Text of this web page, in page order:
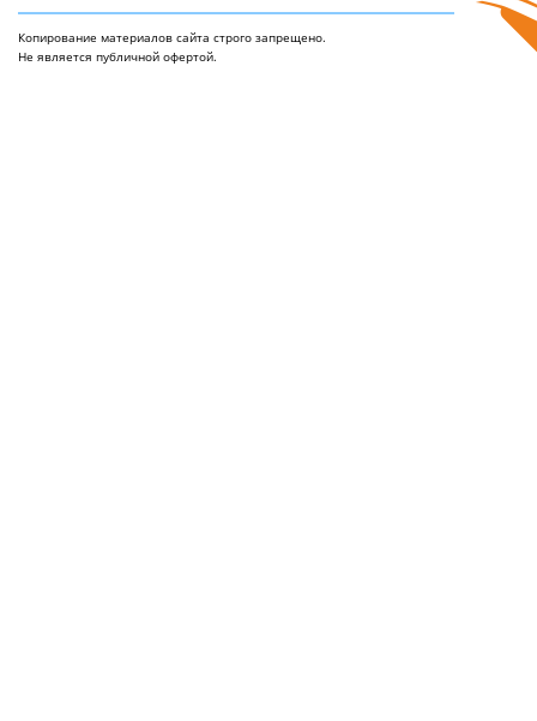
Копирование материалов сайта строго запрещено.
Не является публичной офертой.